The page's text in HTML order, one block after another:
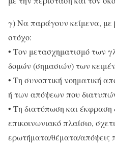
γ) Να παράγουν κείμενα, με
στόχο:
• Τον μετασχηματισμό των
δομών (σημασιών) των
• Τη συνοπτική νοηματική
ή των απόψεων που
• Τη διατύπωση και
επικοινωνιακό πλαίσιο,
ερωτήματα/θέματα/απόψεις